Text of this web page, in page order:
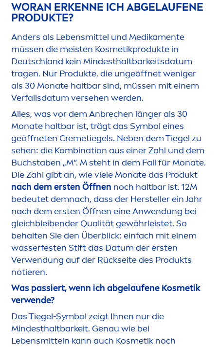
WORAN ERKENNE ICH ABGELAUFENE
PRODUKTE?
Anders als Lebensmittel und Medikamente
müssen die meisten Kosmetikprodukte in
Deutschland kein Mindesthaltbarkeitsdatum
tragen. Nur Produkte, die ungeöffnet weniger
als 30 Monate haltbar sind, müssen mit einem
Verfallsdatum versehen werden.
Alles, was vor dem Anbrechen länger als 30
Monate haltbar ist, trägt das Symbol eines
geöffneten Cremetiegels. Neben dem Tiegel zu
sehen: die Kombination aus einer Zahl und dem
Buchstaben „M“. M steht in dem Fall für Monate.
Die Zahl gibt an, wie viele Monate das Produkt
nach dem ersten Öffnen noch haltbar ist. 12M
bedeutet demnach, dass der Hersteller ein Jahr
nach dem ersten Öffnen eine Anwendung bei
gleichbleibender Qualität gewährleistet. So
behalten Sie den Überblick: einfach mit einem
wasserfesten Stift das Datum der ersten
Verwendung auf der Rückseite des Produkts
notieren.
Was passiert, wenn ich abgelaufene Kosmetik
verwende?
Das Tiegel-Symbol zeigt Ihnen nur die
Mindesthaltbarkeit. Genau wie bei
Lebensmitteln kann auch Kosmetik noch